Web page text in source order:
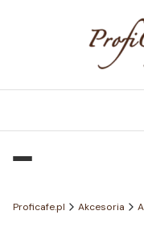
Proficafe.pl Akcesoria